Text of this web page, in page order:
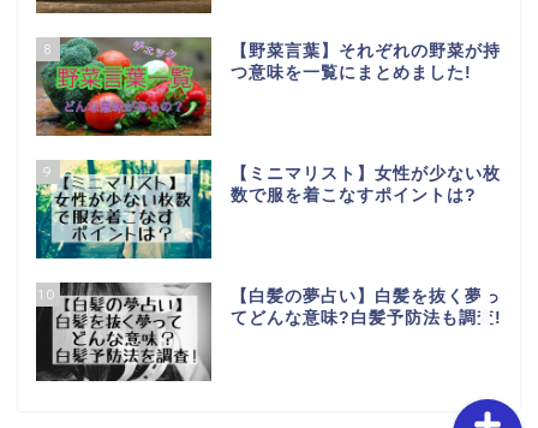
8
【野菜言葉】それぞれの野菜が持
つ意味を一覧にまとめました!
9
【ミニマリスト】女性が少ない枚
数で服を着こなすポイントは?
10
【白髪の夢占い】白髪を抜く夢っ
てどんな意味?白髪予防法も調査!
ホーム
特定商取引法に基づく表
プライバシーポリシー